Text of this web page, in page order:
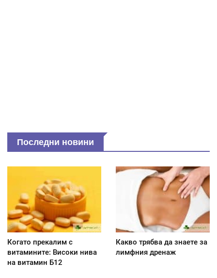
Последни новини
Когато прекалим с
витамините: Високи нива
на витамин Б12
Какво трябва да знаете за
лимфния дренаж